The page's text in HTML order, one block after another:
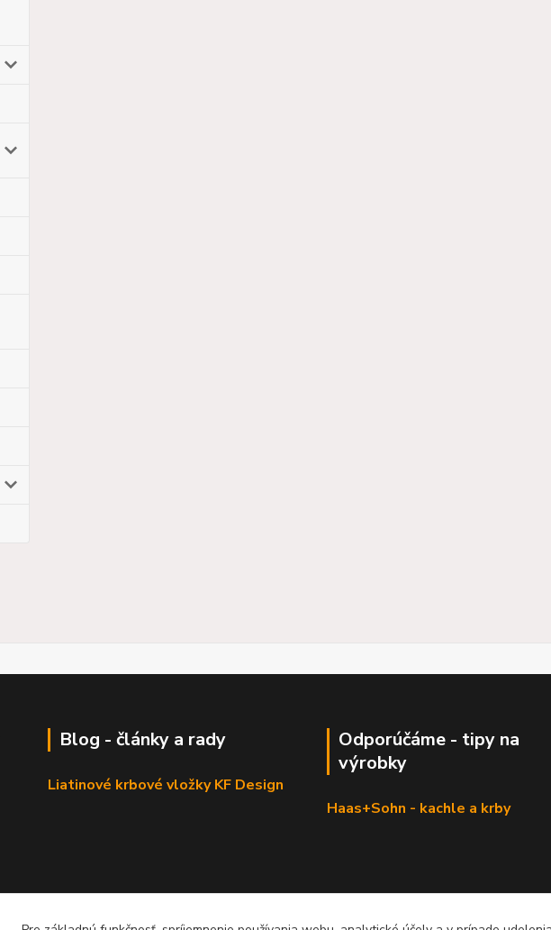
Blog - články a rady
Liatinové krbové vložky KF Design
Odporúčáme - tipy na
výrobky
Haas+Sohn - kachle a krby